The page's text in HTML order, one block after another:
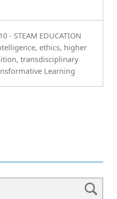
- STEAM EDUCATION
, ethics, higher
,transdisciplinary
Learning